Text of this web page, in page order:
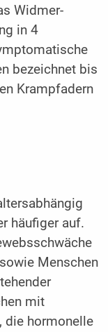
Widmer-
in 4
bezeichnet bis
Krampfadern
häufiger auf.
Menschen
mit
die hormonelle